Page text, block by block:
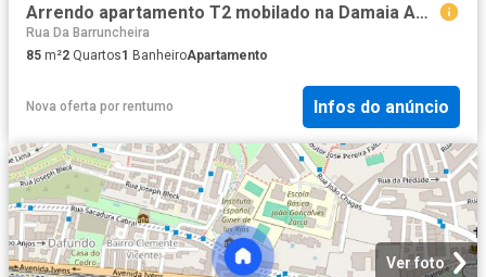
Arrendo apartamento T2 mobilado na Damaia Amadora
Rua Da Barruncheira
85 m²2 Quartos1 BanheiroApartamento
Nova oferta por rentumo Infos do anúncio
Ver foto